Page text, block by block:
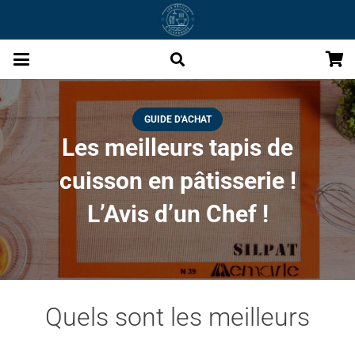
GUIDE D'ACHAT
Les meilleurs tapis de
cuisson en pâtisserie !
L’Avis d’un Chef !
Quels sont les meilleurs